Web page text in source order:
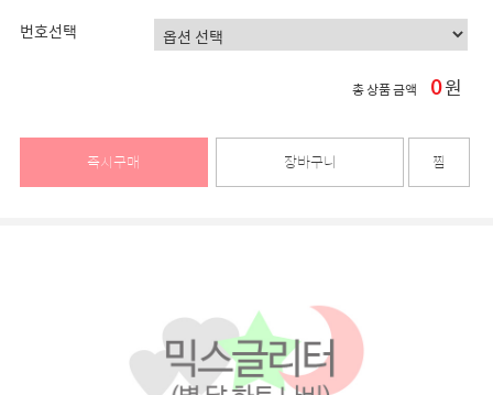
번호선택
총 상품 금액 0원
즉시구매 장바구니 찜